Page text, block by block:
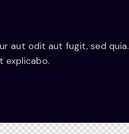
aut odit aut fugit, sed quia.
explicabo.